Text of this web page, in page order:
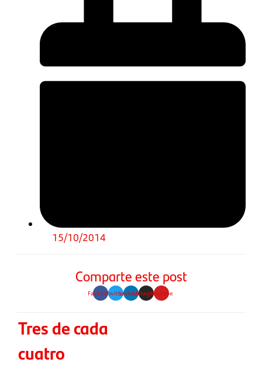
15/10/2014
Comparte este post
FacebookTwitterLinkedinInstagramYoutube
Tres de cada
cuatro